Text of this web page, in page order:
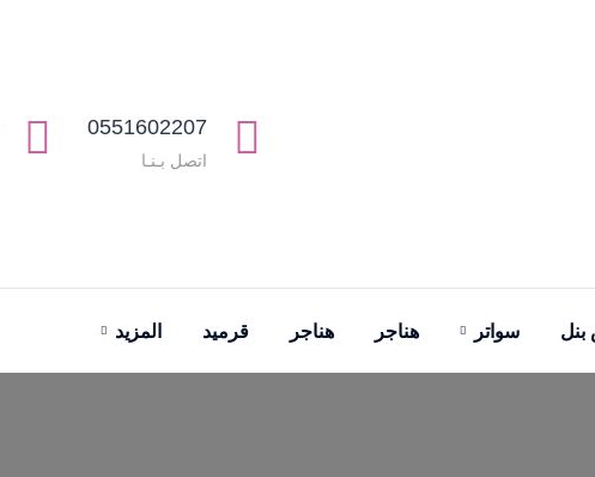
0551602207
اتصل بـنـا
سواتر هناجر هناجر قرميد المزيد